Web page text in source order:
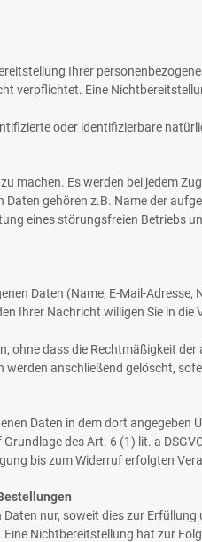
Ihrer
verpflichtet. Eine
oder identifizierbare
machen. Es werden bei jedem
gehören z.B. Name der
eines störungsfreien Betriebs
Daten (Name, E-Mail-
Ihrer Nachricht willigen Sie in
ohne dass die Rechtmäßigkeit
anschließend gelöscht,
Daten in dem dort
des Art. 6 (1) lit. a
bis zum Widerruf erfolgten
nur, soweit dies zur
Nichtbereitstellung hat zur